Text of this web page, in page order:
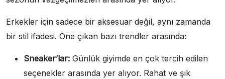
Erkekler için sadece bir aksesuar değil, aynı zamanda
bir stil ifadesi. Öne çıkan bazı trendler arasında:
Sneaker’lar: Günlük giyimde en çok tercih edilen
seçenekler arasında yer alıyor. Rahat ve şık